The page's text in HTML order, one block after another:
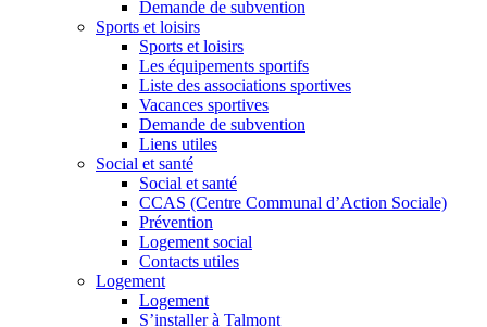
Demande de subvention
Sports et loisirs
Sports et loisirs
Les équipements sportifs
Liste des associations sportives
Vacances sportives
Demande de subvention
Liens utiles
Social et santé
Social et santé
CCAS (Centre Communal d’Action Sociale)
Prévention
Logement social
Contacts utiles
Logement
Logement
S’installer à Talmont